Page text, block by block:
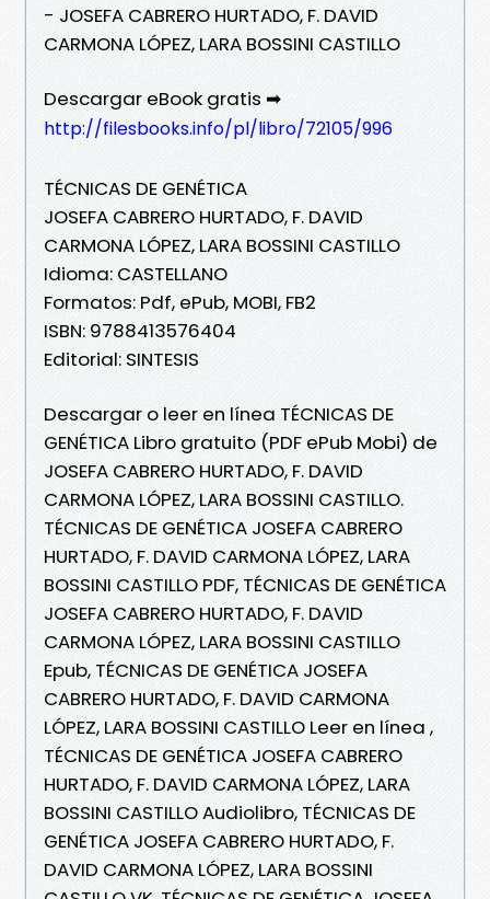
- JOSEFA CABRERO HURTADO, F. DAVID
CARMONA LÓPEZ, LARA BOSSINI CASTILLO
Descargar eBook gratis ➡
http://filesbooks.info/pl/libro/72105/996
TÉCNICAS DE GENÉTICA
JOSEFA CABRERO HURTADO, F. DAVID
CARMONA LÓPEZ, LARA BOSSINI CASTILLO
Idioma: CASTELLANO
Formatos: Pdf, ePub, MOBI, FB2
ISBN: 9788413576404
Editorial: SINTESIS
Descargar o leer en línea TÉCNICAS DE
GENÉTICA Libro gratuito (PDF ePub Mobi) de
JOSEFA CABRERO HURTADO, F. DAVID
CARMONA LÓPEZ, LARA BOSSINI CASTILLO.
TÉCNICAS DE GENÉTICA JOSEFA CABRERO
HURTADO, F. DAVID CARMONA LÓPEZ, LARA
BOSSINI CASTILLO PDF, TÉCNICAS DE GENÉTICA
JOSEFA CABRERO HURTADO, F. DAVID
CARMONA LÓPEZ, LARA BOSSINI CASTILLO
Epub, TÉCNICAS DE GENÉTICA JOSEFA
CABRERO HURTADO, F. DAVID CARMONA
LÓPEZ, LARA BOSSINI CASTILLO Leer en línea ,
TÉCNICAS DE GENÉTICA JOSEFA CABRERO
HURTADO, F. DAVID CARMONA LÓPEZ, LARA
BOSSINI CASTILLO Audiolibro, TÉCNICAS DE
GENÉTICA JOSEFA CABRERO HURTADO, F.
DAVID CARMONA LÓPEZ, LARA BOSSINI